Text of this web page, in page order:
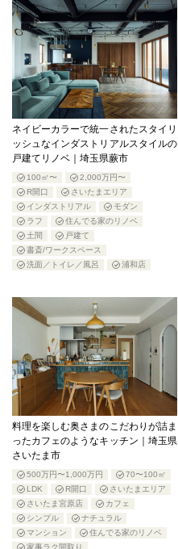
ネイビーカラーで統一されたスタイリ
ッシュなインダストリアルスタイルの
戸建てリノベ｜埼玉県蕨市
100㎡〜
2,000万円〜
R開口
さいたまエリア
インダストリアル
モダン
ラフ
住んでる家のリノベ
土間
戸建て
書斎/ワークスペース
洗面／トイレ／風呂
浦和店
料理を楽しむ奥さまのこだわりが詰ま
ったカフェのようなキッチン｜埼玉県
さいたま市
500万円〜1,000万円
70〜100㎡
LDK
R開口
さいたまエリア
さいたま宮原店
カフェ
シンプル
ナチュラル
マンション
住んでる家のリノベ
家事ラク間取り